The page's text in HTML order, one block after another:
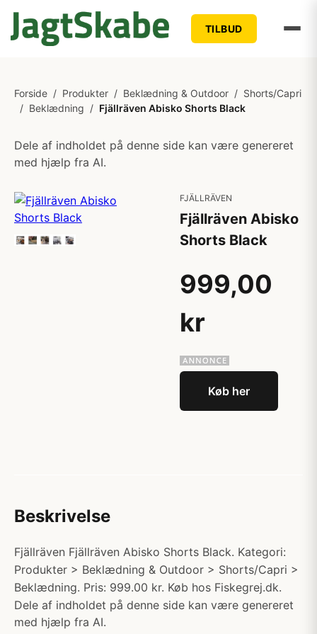
TILBUD
Forside / Produkter / Beklædning & Outdoor / Shorts/Capri
/ Beklædning / Fjällräven Abisko Shorts Black
Dele af indholdet på denne side kan være genereret
med hjælp fra AI.
FJÄLLRÄVEN
Fjällräven Abisko
Shorts Black
999,00
kr
Køb her
Beskrivelse
Fjällräven Fjällräven Abisko Shorts Black. Kategori:
Produkter > Beklædning & Outdoor > Shorts/Capri >
Beklædning. Pris: 999.00 kr. Køb hos Fiskegrej.dk.
Dele af indholdet på denne side kan være genereret
med hjælp fra AI.